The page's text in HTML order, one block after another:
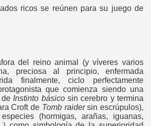
ricos se reúnen para su juego de
del reino animal (y víveres varios
preciosa al principio, enfermada
finalmente, ciclo perfectamente
que comienza siendo una
de Instinto básicosin cerebro y termina
Croft de Tomb raidersin escrúpulos),
(hormigas, arañas, iguanas,